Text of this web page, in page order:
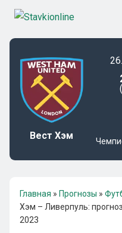
Вест Хэм
Главная » Прогнозы »
Хэм – Ливерпуль:
2023